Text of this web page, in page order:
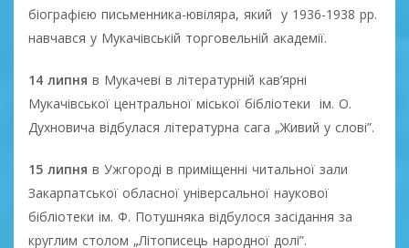
біографією письменника-ювіляра, який у 1936-1938 рр.
навчався у Мукачівській торговельній академії.
14 липня в Мукачеві в літературній кав’ярні
Мукачівської центральної міської бібліотеки ім. О.
Духновича відбулася літературна сага „Живий у слові”.
15 липня в Ужгороді в приміщенні читальної зали
Закарпатської обласної універсальної наукової
бібліотеки ім. Ф. Потушняка відбулося засідання за
круглим столом „Літописець народної долі”.